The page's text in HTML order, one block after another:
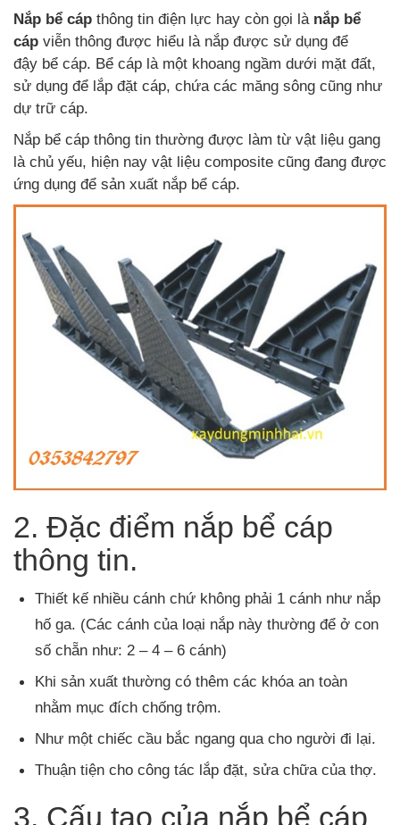
Nắp bể cáp thông tin điện lực hay còn gọi lànắp bể
cáp viễn thông được hiểu là nắp được sử dụng để
đậy bể cáp. Bể cáp là một khoang ngầm dưới mặt đất,
sử dụng để lắp đặt cáp, chứa các măng sông cũng như
dự trữ cáp.
Nắp bể cáp thông tin thường được làm từ vật liệu gang
là chủ yếu, hiện nay vật liệu composite cũng đang được
ứng dụng để sản xuất nắp bể cáp.
2. Đặc điểm nắp bể cáp
thông tin.
Thiết kế nhiều cánh chứ không phải 1 cánh như nắp
hố ga. (Các cánh của loại nắp này thường để ở con
số chẵn như: 2 – 4 – 6 cánh)
Khi sản xuất thường có thêm các khóa an toàn
nhằm mục đích chống trộm.
Như một chiếc cầu bắc ngang qua cho người đi lại.
Thuận tiện cho công tác lắp đặt, sửa chữa của thợ.
3. Cấu tạo của nắp bể cáp